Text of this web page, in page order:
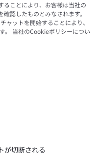
ることにより、お客様は当社の
確認したものとみなされます。
ャットを開始することにより、
。 当社のCookieポリシーについ
が切断される